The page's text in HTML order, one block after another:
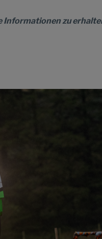
Informationen zu